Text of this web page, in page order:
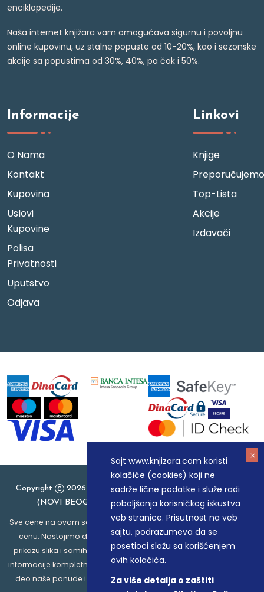
Sajt www.knjizara.com koristi
kolačiće (cookies) koji ne
sadrže lične podatke i služe radi
poboljšanja korisničkog iskustva
veb stranice. Prisutnost na veb
sajtu, podrazumeva da se
posetioci slažu sa korišćenjem
ovih kolačića.
Za više detalja o zaštiti
enciklopedije.
Naša internet knjižara vam omogućava sigurnu i povoljnu
online kupovinu, uz stalne popuste od 10-20%, kao i sezonske
akcije sa popustima od 30%, 40%, pa čak i 50%.
Informacije
O Nama
Kontakt
Kupovina
Uslovi
Kupovine
Polisa
Privatnosti
Uputstvo
Odjava
Linkovi
Knjige
Preporučujemo
Top-Lista
Akcije
Izdavači
Copyright
2026 Knjizara.com - MAKART DOO BEOGRAD
(NOVI BEOGRAD), PIB: 105184104, MB: 20337524
Sve cene na ovom sajtu iskazane su u dinarima. PDV je uračunat u
cenu. Nastojimo da budemo što precizniji u opisu proizvoda,
prikazu slika i samih cena, ali ne možemo garantovati da su sve
informacije kompletne i bez grešaka. Svi artikli prikazani na sajtu su
deo naše ponude i ne podrazumeva da su dostupni u svakom